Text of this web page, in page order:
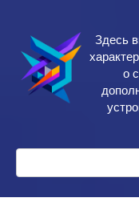
контенту
Здесь
о
Поиск: